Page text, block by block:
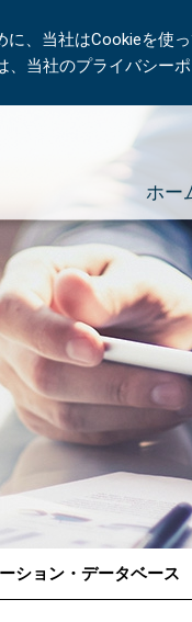
、当社はCookieを使
当社のプライバシーポ
ホー
ション・データベース